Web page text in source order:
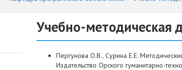
Учебно-методическая
Пергунова О.В., Сурина Е.Е.
Издательство Орского гуманитарно-